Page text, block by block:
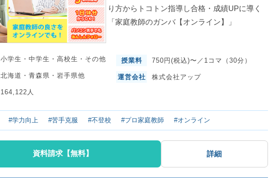
り方からトコトン指導し合格・成績UPに導く
「家庭教師のガンバ【オンライン】」
小学生 ・ 中学生 ・ 高校生 ・ その他 授業料 750円(税込)〜／1コマ（30分）
北海道 ・ 青森県 ・ 岩手県他 運営会社 株式会社アップ
164,122人
#学力向上 #苦手克服 #不登校 #プロ家庭教師 #オンライン
資料請求【無料】 詳細